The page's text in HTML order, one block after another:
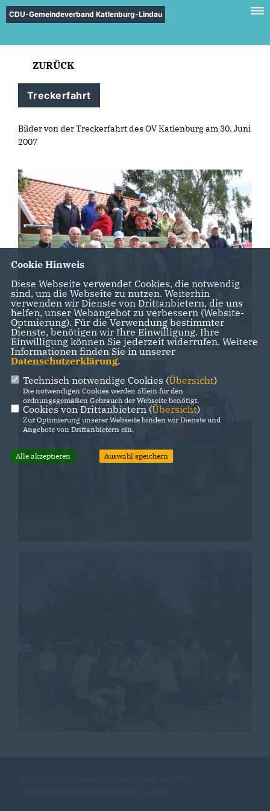
CDU-Gemeindeverband Katlenburg-Lindau
ZURÜCK
Treckerfahrt
Bilder von der Treckerfahrt des OV Katlenburg am 30. Juni
2007
Cookie Hinweis
Diese Webseite verwendet Cookies, die notwendig
sind, um die Webseite zu nutzen. Weiterhin
verwenden wir Dienste von Drittanbietern, die uns
helfen, unser Webangebot zu verbessern (Website-
Optmierung). Für die Verwendung bestimmter
Dienste, benötigen wir Ihre Einwilligung. Ihre
Einwilligung können Sie jederzeit widerrufen. Weitere
Informationen finden Sie in unserer
Datenschutzerklärung.
Technisch notwendige Cookies (Übersicht)
Die notwendigen Cookies werden allein für den
ordnungsgemäßen Gebrauch der Webseite benötigt.
Cookies von Drittanbietern (Übersicht)
Zur Optimierung unserer Webseite binden wir Dienste und
Angebote von Drittanbietern ein.
Alle akzeptieren Auswahl speichern